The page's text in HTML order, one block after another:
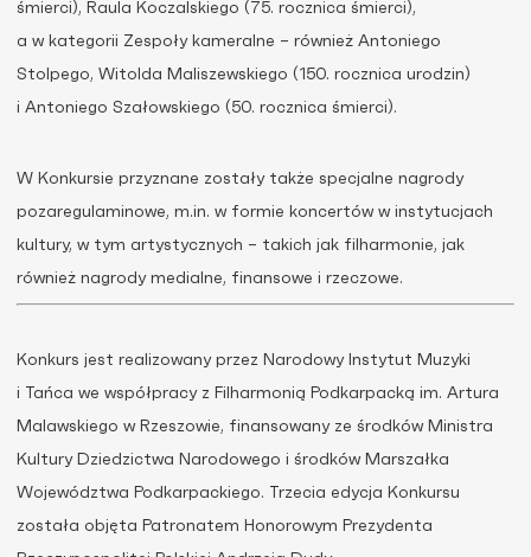
śmierci), Raula Koczalskiego (75. rocznica śmierci),
a w kategorii Zespoły kameralne – również Antoniego
Stolpego, Witolda Maliszewskiego (150. rocznica urodzin)
i Antoniego Szałowskiego (50. rocznica śmierci).
W Konkursie przyznane zostały także specjalne nagrody
pozaregulaminowe, m.in. w formie koncertów w instytucjach
kultury, w tym artystycznych – takich jak filharmonie, jak
również nagrody medialne, finansowe i rzeczowe.
Konkurs jest realizowany przez Narodowy Instytut Muzyki
i Tańca we współpracy z Filharmonią Podkarpacką im. Artura
Malawskiego w Rzeszowie, finansowany ze środków Ministra
Kultury Dziedzictwa Narodowego i środków Marszałka
Województwa Podkarpackiego. Trzecia edycja Konkursu
została objęta Patronatem Honorowym Prezydenta